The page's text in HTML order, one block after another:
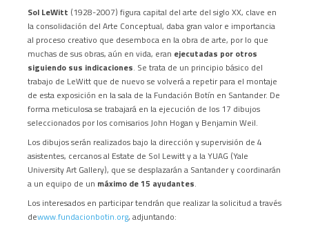
Sol LeWitt (1928-2007) figura capital del arte del siglo XX, clave en
la consolidación del Arte Conceptual, daba gran valor e importancia
al proceso creativo que desemboca en la obra de arte, por lo que
muchas de sus obras, aún en vida, eran ejecutadas por otros
siguiendo sus indicaciones. Se trata de un principio básico del
trabajo de LeWitt que de nuevo se volverá a repetir para el montaje
de esta exposición en la sala de la Fundación Botín en Santander. De
forma meticulosa se trabajará en la ejecución de los 17 dibujos
seleccionados por los comisarios John Hogan y Benjamin Weil.
Los dibujos serán realizados bajo la dirección y supervisión de 4
asistentes, cercanos al Estate de Sol Lewitt y a la YUAG (Yale
University Art Gallery), que se desplazarán a Santander y coordinarán
a un equipo de un máximo de 15 ayudantes.
Los interesados en participar tendrán que realizar la solicitud a través
dewww.fundacionbotin.org, adjuntando: